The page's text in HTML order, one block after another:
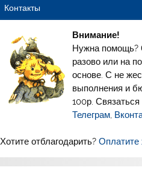
Контакты
Внимание!
Нужна помощь?
разово или на
основе. С не
выполнения и
100р.
Телеграм
Хотите отблагодарить?Оплатите